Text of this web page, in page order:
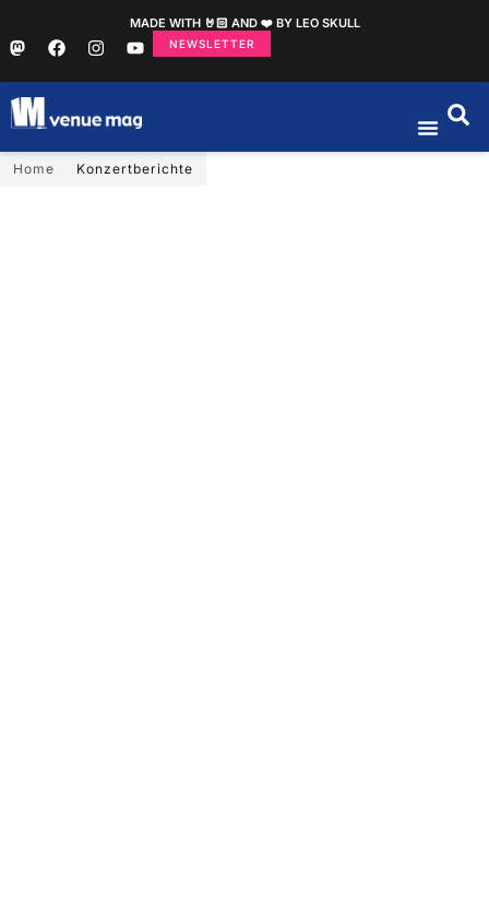
MADE WITH 🤘🏻 AND ❤️ BY LEO SKULL
NEWSLETTER
Home Konzertberichte